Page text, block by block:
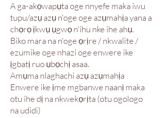
A ga-akọwapụta oge nnyefe maka iwu
tupu/azụ azụ n'oge oge azụmahịa yana a
chọrọ ịkwụ ụgwọ n'ihu nke ihe ahụ.
Biko mara na n'oge ọrịre / nkwalite /
ezumike oge nhazi oge enwere ike
ịgbatị ruo ụbọchị asaa.
Amụma nlaghachi azụ azụmahịa
Enwere ike ịme mgbanwe naanị maka
otu ihe dị na nkwekọrịta (otu ogologo
na udidi)